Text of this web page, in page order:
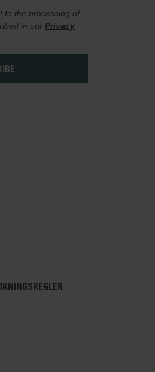
to the processing of
in our Privacy